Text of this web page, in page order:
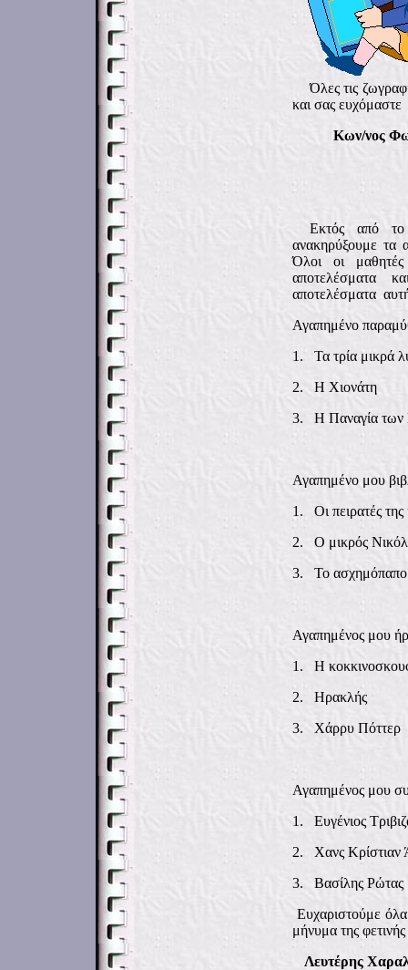
Όλες τις
και σας ευχόμαστε
Κων/νος
Εκτός από το
ανακηρύξουμε τα
Όλοι οι
αποτελέσματα
αποτελέσματα
Αγαπημένο
1.
Τα τρία
2.
Η
3.
Η Παναγία των
Αγαπημένο μου
1.
Οι πειρατές
2.
Ο μικρός
3.
Το
Αγαπημένος μου
1.
Η
2.
3.
Χάρρυ
Αγαπημένος μου
1.
Ευγένιος
2.
Χανς
3.
Βασίλης
Ευχαριστούμε
μήνυμα της
Λευτέρης